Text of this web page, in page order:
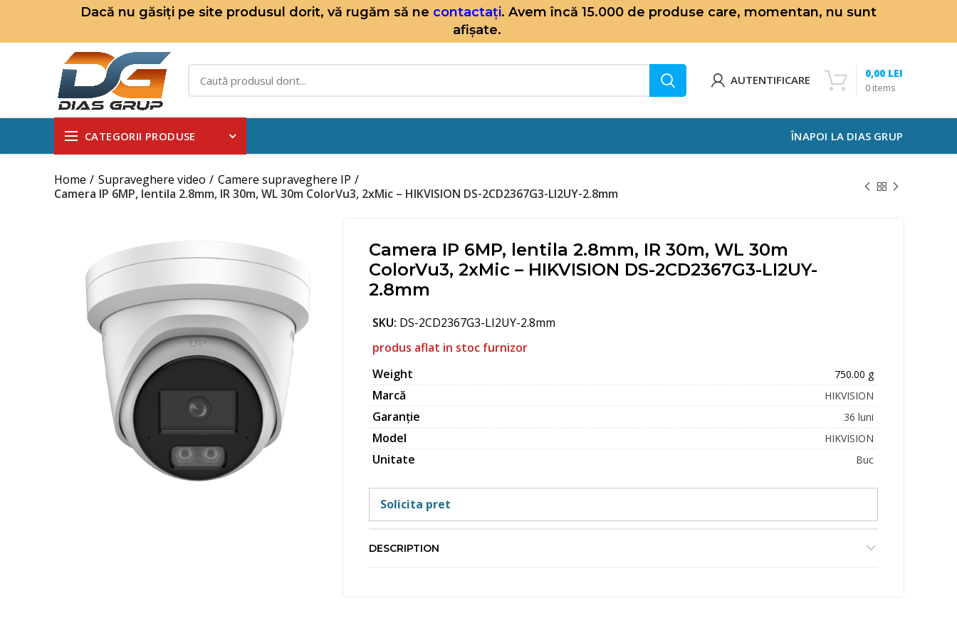
Dacă nu găsiți pe site produsul dorit, vă rugăm să ne contactați. Avem încă 15.000 de produse care, momentan, nu sunt
afișate.
AUTENTIFICARE
0 items
0,00 LEI
CATEGORII PRODUSE ÎNAPOI LA DIAS GRUP
Home Supraveghere video
Camere supraveghere IP
Camera IP 6MP, lentila 2.8mm, IR 30m, WL 30m ColorVu3, 2xMic – HIKVISION DS-2CD2367G3-LI2UY-2.8mm
Camera IP 6MP, lentila 2.8mm, IR 30m, WL 30m
ColorVu3, 2xMic – HIKVISION DS-2CD2367G3-LI2UY-
2.8mm
SKU: DS-2CD2367G3-LI2UY-2.8mm
produs aflat in stoc furnizor
Weight
750.00 g
Marcă HIKVISION
Garanție 36 luni
Model HIKVISION
Unitate Buc
Solicita pret
DESCRIPTION